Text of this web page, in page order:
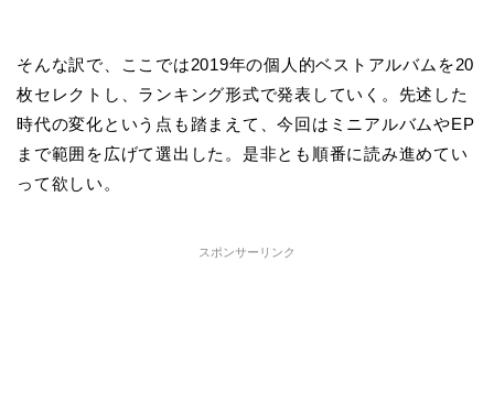
そんな訳で、ここでは2019年の個人的ベストアルバムを20
枚セレクトし、ランキング形式で発表していく。先述した
時代の変化という点も踏まえて、今回はミニアルバムやEP
まで範囲を広げて選出した。是非とも順番に読み進めてい
って欲しい。
スポンサーリンク